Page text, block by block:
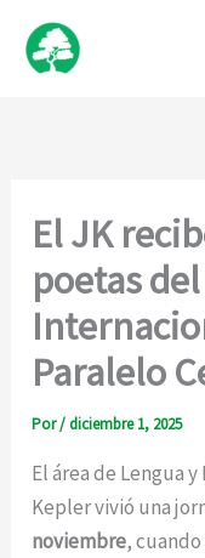
El JK
poetas
Paralelo
Por/diciembre 1, 2025
El área de Lengua
Kepler vivió una
noviembre,